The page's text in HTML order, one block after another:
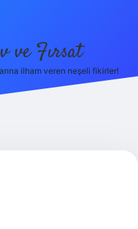
ve Fırsat
ilham veren neşeli fikirler!